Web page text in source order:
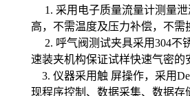
1. 采用电子质量流量计测量
高，不需温度及压力补偿，不需
2. 呼气阀测试夹具采用304不
速装夹机构保证试样快速气密的
3. 仪器采用触 屏操作，采用
现程序控制、数据采集、数据存